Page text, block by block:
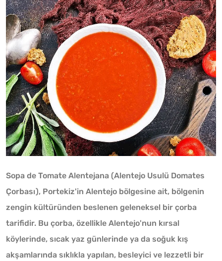
Sopa de Tomate Alentejana (Alentejo Usulü Domates
Çorbası), Portekiz'in Alentejo bölgesine ait, bölgenin
zengin kültüründen beslenen geleneksel bir çorba
tarifidir. Bu çorba, özellikle Alentejo'nun kırsal
köylerinde, sıcak yaz günlerinde ya da soğuk kış
akşamlarında sıklıkla yapılan, besleyici ve lezzetli bir